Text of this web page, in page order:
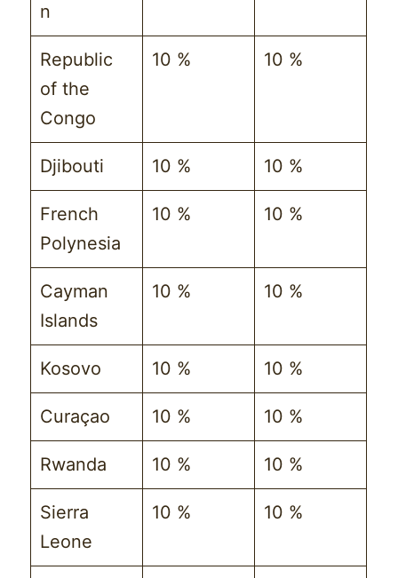
n
Republic
of the
Congo
10 % 10 %
Djibouti 10 % 10 %
French
Polynesia
10 % 10 %
Cayman
Islands
10 % 10 %
Kosovo 10 % 10 %
Curaçao 10 % 10 %
Rwanda 10 % 10 %
Sierra
Leone
10 % 10 %